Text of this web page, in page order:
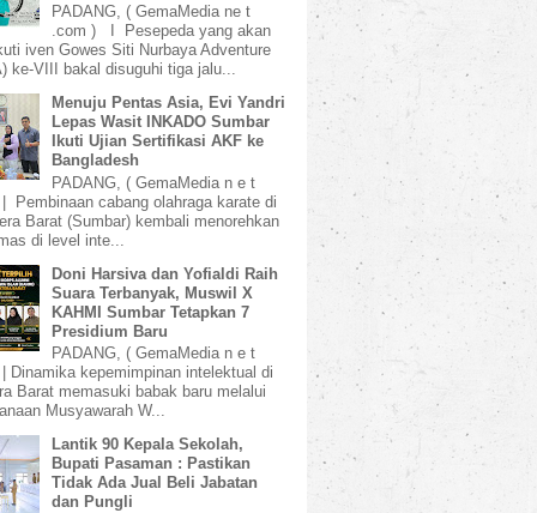
PADANG, ( GemaMedia ne t
.com ) I Pesepeda yang akan
iven Gowes Siti Nurbaya Adventure
ke-VIII bakal disuguhi tiga jalu...
Menuju Pentas Asia, Evi Yandri
Lepas Wasit INKADO Sumbar
Ikuti Ujian Sertifikasi AKF ke
Bangladesh
PADANG, ( GemaMedia n e t
Pembinaan cabang olahraga karate di
Barat (Sumbar) kembali menorehkan
di level inte...
Doni Harsiva dan Yofialdi Raih
Suara Terbanyak, Muswil X
KAHMI Sumbar Tetapkan 7
Presidium Baru
PADANG, ( GemaMedia n e t
Dinamika kepemimpinan intelektual di
Barat memasuki babak baru melalui
Musyawarah W...
Lantik 90 Kepala Sekolah,
Bupati Pasaman : Pastikan
Tidak Ada Jual Beli Jabatan
dan Pungli